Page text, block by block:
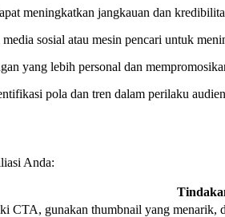
meningkatkan jangkauan dan
sosial atau mesin pencari untuk
yang lebih personal dan
pola dan tren dalam perilaku
Anda:
CTA, gunakan thumbnail yang menarik,